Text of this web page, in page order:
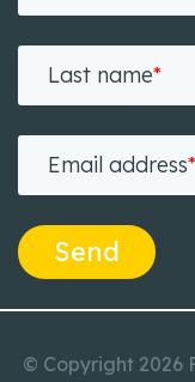
Last name*
Email address*
Send
© Copyright 2026